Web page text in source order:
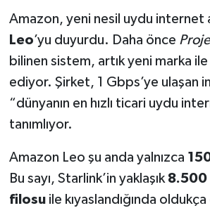
Amazon, yeni nesil uydu internet
Leo’yu duyurdu. Daha önce
bilinen sistem, artık yeni marka
ediyor. Şirket, 1 Gbps’ye ulaşan
“dünyanın en hızlı ticari uydu
tanımlıyor.
Amazon Leo şu anda yalnızca
Bu sayı, Starlink’in yaklaşık 8.500
filosuile kıyaslandığında